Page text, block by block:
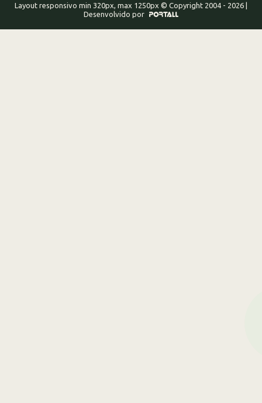
Layout responsivo min 320px, max 1250px © Copyright 2004 - 2026 |
Desenvolvido por